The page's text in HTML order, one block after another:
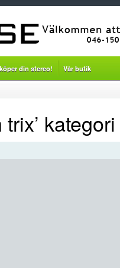
din stereo! Vår butik
kategori